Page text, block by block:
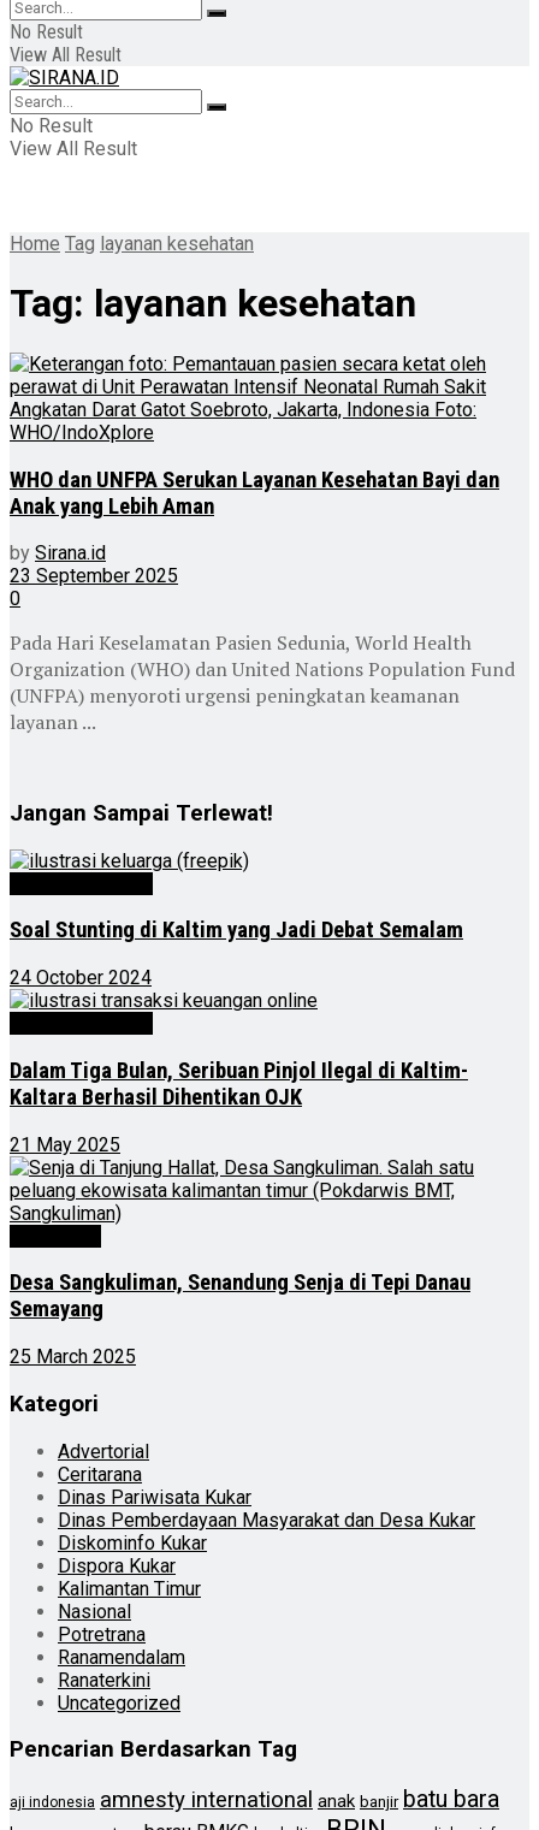
No Result
View All Result
No Result
View All Result
Home Tag layanan kesehatan
Tag: layanan kesehatan
WHO dan UNFPA Serukan Layanan Kesehatan Bayi dan
Anak yang Lebih Aman
by Sirana.id
23 September 2025
0
Pada Hari Keselamatan Pasien Sedunia, World Health
Organization (WHO) dan United Nations Population Fund
(UNFPA) menyoroti urgensi peningkatan keamanan
layanan ...
Jangan Sampai Terlewat!
Soal Stunting di Kaltim yang Jadi Debat Semalam
24 October 2024
Dalam Tiga Bulan, Seribuan Pinjol Ilegal di Kaltim-
Kaltara Berhasil Dihentikan OJK
21 May 2025
Desa Sangkuliman, Senandung Senja di Tepi Danau
Semayang
25 March 2025
Kategori
Advertorial
Ceritarana
Dinas Pariwisata Kukar
Dinas Pemberdayaan Masyarakat dan Desa Kukar
Diskominfo Kukar
Dispora Kukar
Kalimantan Timur
Nasional
Potretrana
Ranamendalam
Ranaterkini
Uncategorized
Pencarian Berdasarkan Tag
aji indonesia amnesty international anak banjir batu bara